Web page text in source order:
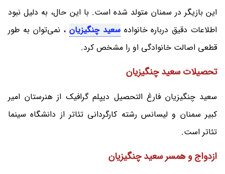
این بازیگر در سمنان متولد شده است. با این حال، به دلیل نبود
اطلاعات دقیق درباره خانوادهسعید چنگیزیان، نمی‌توان به طور
قطعی اصالت خانوادگی او را مشخص کرد.
تحصیلات سعید چنگیزیان
سعید چنگیزیان فارغ التحصیل دیپلم گرافیک از هنرستان امیر
کبیر سمنان و لیسانس رشته کارگردانی تئاتر از دانشگاه سینما
تئاتر است.
ازدواج و همسر سعید چنگیزیان